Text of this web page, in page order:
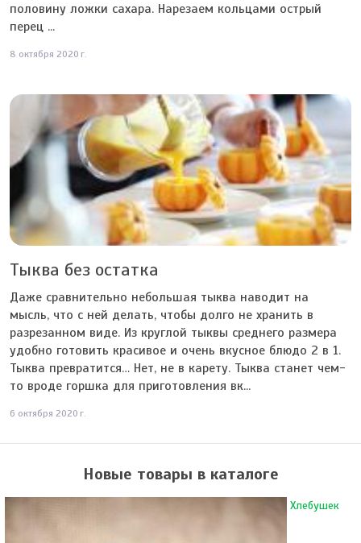
половину ложки сахара. Нарезаем кольцами острый
перец ...
8 октября 2020 г.
Тыква без остатка
Даже сравнительно небольшая тыква наводит на
мысль, что с ней делать, чтобы долго не хранить в
разрезанном виде. Из круглой тыквы среднего размера
удобно готовить красивое и очень вкусное блюдо 2 в 1.
Тыква превратится… Нет, не в карету. Тыква станет чем-
то вроде горшка для приготовления вк...
6 октября 2020 г.
Новые товары в каталоге
Хлебушек